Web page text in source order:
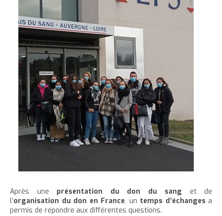
u
t
e
x
t
e
u
t
e
x
t
Après une présentation du don du sang et de
l’organisation du don en France, un temps d’échanges a
permis de répondre aux différentes questions.